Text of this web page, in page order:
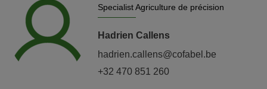
Specialist Agriculture de précision
Hadrien Callens
hadrien.callens@cofabel.be
+32 470 851 260